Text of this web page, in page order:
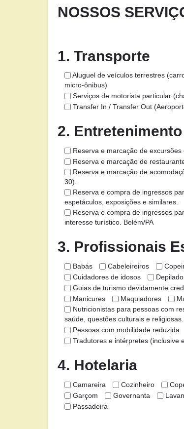
NOSSOS
1. Transporte
Aluguel de veículos terrestres
micro-ônibus)
Serviços de motorista particular
Transfer In / Transfer Out
2.
Reserva e marcação de excursões
Reserva e marcação de
Reserva e marcação de
30).
Reserva e compra de ingressos
espetáculos, exposições e similares.
Reserva e compra de ingressos
interesse turístico. Belém/PA
3. Profissionais
Babás Cabeleireiros
Cuidadores de idosos
Guias de turismo devidamente
Manicures
Maquiadores
Nutricionistas para pessoas com
saúde, questões culturais e religiosas.
Pessoas com mobilidade reduzida
Tradutores e intérpretes (inclusive
4. Hotelaria
Camareira Cozinheiro
Garçom
Governanta
Passadeira